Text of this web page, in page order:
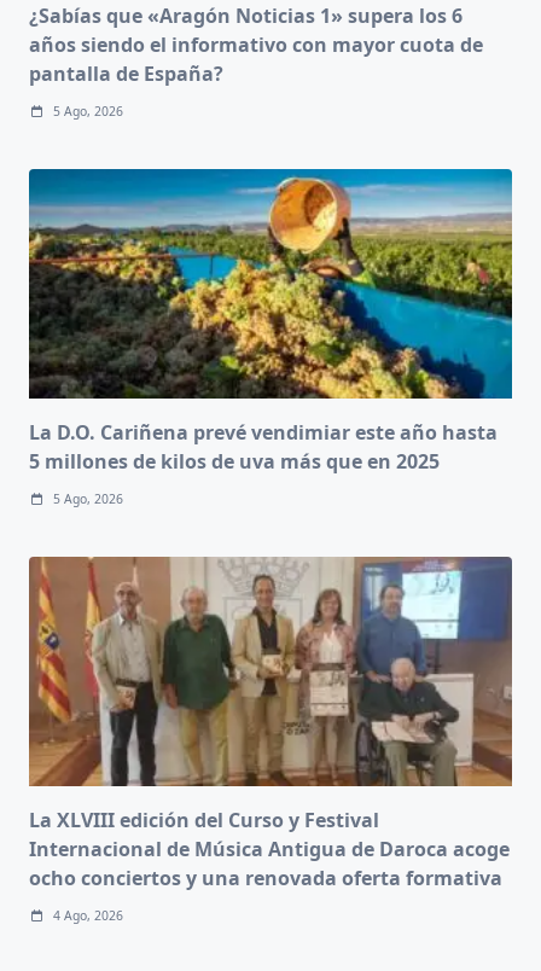
¿Sabías que «Aragón Noticias 1» supera los 6
años siendo el informativo con mayor cuota de
pantalla de España?
5 Ago, 2026
La D.O. Cariñena prevé vendimiar este año hasta
5 millones de kilos de uva más que en 2025
5 Ago, 2026
La XLVIII edición del Curso y Festival
Internacional de Música Antigua de Daroca acoge
ocho conciertos y una renovada oferta formativa
4 Ago, 2026